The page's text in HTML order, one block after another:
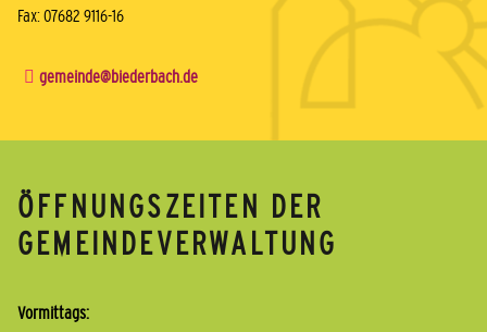
Fax: 07682 9116-16
gemeinde@biederbach.de
ÖFFNUNGSZEITEN DER
GEMEINDEVERWALTUNG
Vormittags: